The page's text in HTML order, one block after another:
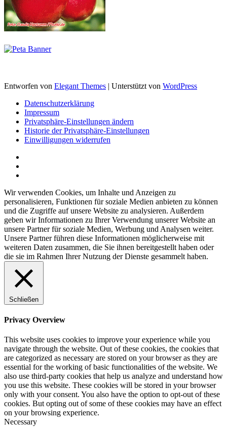
Entworfen von Elegant Themes | Unterstützt von WordPress
Datenschutzerklärung
Impressum
Privatsphäre-Einstellungen ändern
Historie der Privatsphäre-Einstellungen
Einwilligungen widerrufen
Wir verwenden Cookies, um Inhalte und Anzeigen zu
personalisieren, Funktionen für soziale Medien anbieten zu können
und die Zugriffe auf unsere Website zu analysieren. Außerdem
geben wir Informationen zu Ihrer Verwendung unserer Website an
unsere Partner für soziale Medien, Werbung und Analysen weiter.
Unsere Partner führen diese Informationen möglicherweise mit
weiteren Daten zusammen, die Sie ihnen bereitgestellt haben oder
die sie im Rahmen Ihrer Nutzung der Dienste gesammelt haben.
Schließen
Privacy Overview
This website uses cookies to improve your experience while you
navigate through the website. Out of these cookies, the cookies that
are categorized as necessary are stored on your browser as they are
essential for the working of basic functionalities of the website. We
also use third-party cookies that help us analyze and understand how
you use this website. These cookies will be stored in your browser
only with your consent. You also have the option to opt-out of these
cookies. But opting out of some of these cookies may have an effect
on your browsing experience.
Necessary